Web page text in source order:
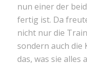
nun einer der
fertig ist. Da
nicht nur die
sondern auch die
das, was sie alles